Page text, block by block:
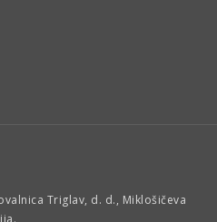
Triglav, d. d., Miklošičeva